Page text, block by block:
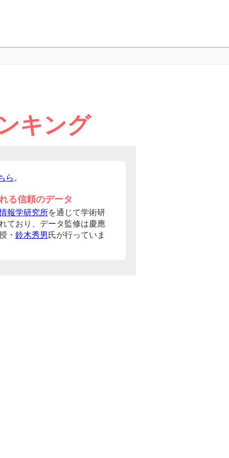
キング
ら 。
る信頼のデータ
報学研究所を通じて学術研
ており、データ監修は慶應
・ 鈴木秀男 氏が行っていま